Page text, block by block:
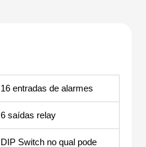
16 entradas de alarmes
6 saídas relay
DIP Switch no qual pode